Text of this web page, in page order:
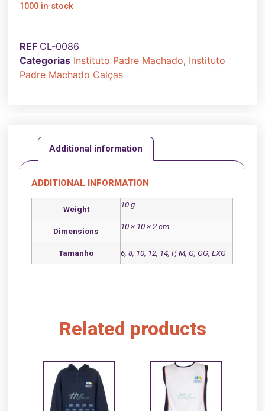
1000 in stock
REF CL-0086
Categorias Instituto Padre Machado, Instituto
Padre Machado Calças
Additional information
ADDITIONAL INFORMATION
Weight 10 g
Dimensions 10 × 10 × 2 cm
Tamanho 6, 8, 10, 12, 14, P, M, G, GG, EXG
Related products